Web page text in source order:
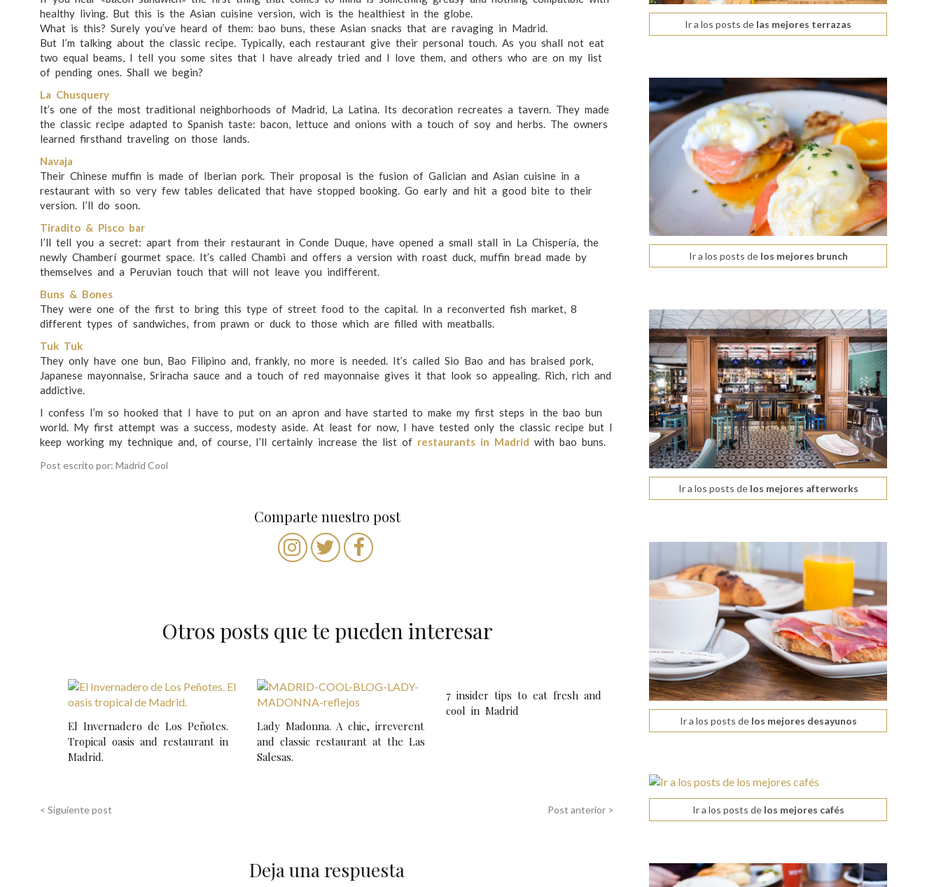
healthy living. But this is the Asian cuisine version, wich is the healthiest in the globe.
What is this? Surely you’ve heard of them: bao buns, these Asian snacks that are ravaging in Madrid.
But I’m talking about the classic recipe. Typically, each restaurant give their personal touch. As you shall not eat
two equal beams, I tell you some sites that I have already tried and I love them, and others who are on my list
of pending ones. Shall we begin?
La Chusquery
It’s one of the most traditional neighborhoods of Madrid, La Latina. Its decoration recreates a tavern. They made
the classic recipe adapted to Spanish taste: bacon, lettuce and onions with a touch of soy and herbs. The owners
learned firsthand traveling on those lands.
Navaja
Their Chinese muffin is made of Iberian pork. Their proposal is the fusion of Galician and Asian cuisine in a
restaurant with so very few tables delicated that have stopped booking. Go early and hit a good bite to their
version. I’ll do soon.
Tiradito & Pisco bar
I’ll tell you a secret: apart from their restaurant in Conde Duque, have opened a small stall in La Chispería, the
newly Chamberí gourmet space. It’s called Chambi and offers a version with roast duck, muffin bread made by
themselves and a Peruvian touch that will not leave you indifferent.
Buns & Bones
They were one of the first to bring this type of street food to the capital. In a reconverted fish market, 8
different types of sandwiches, from prawn or duck to those which are filled with meatballs.
Tuk Tuk
They only have one bun, Bao Filipino and, frankly, no more is needed. It’s called Sio Bao and has braised pork,
Japanese mayonnaise, Sriracha sauce and a touch of red mayonnaise gives it that look so appealing. Rich, rich and
addictive.
I confess I’m so hooked that I have to put on an apron and have started to make my first steps in the bao bun
world. My first attempt was a success, modesty aside. At least for now, I have tested only the classic recipe but I
keep working my technique and, of course, I’ll certainly increase the list of restaurants in Madrid with bao buns.
Post escrito por: Madrid Cool
Comparte nuestro post
Otros posts que te pueden interesar
El Invernadero de Los Peñotes.
Tropical oasis and restaurant in
Madrid.
Lady Madonna. A chic, irreverent
and classic restaurant at the Las
Salesas.
7 insider tips to eat fresh and
cool in Madrid
a
Post anterior >
< Siguiente post
Deja una respuesta
Ir a los posts de las mejores terrazas
Ir a los posts delos mejores brunch
Ir a los posts delos mejores afterworks
Ir a los posts delos mejores desayunos
Ir a los posts delos mejores cafés